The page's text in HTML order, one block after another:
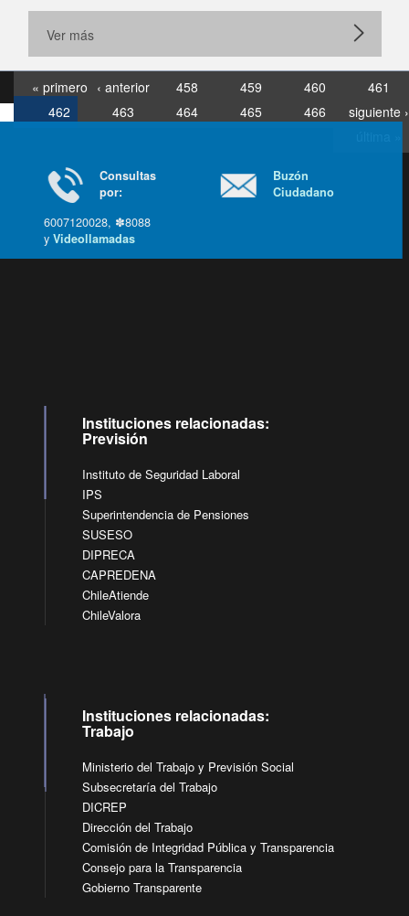
Ver más
« primero ‹ anterior 458 459 460
461
462
463 464 465 466
siguiente ›
Consultas
por:
6007120028, ✽8088
yVideollamadas
Buzón
Ciudadano
Instituciones relacionadas:
Previsión
Instituto de Seguridad Laboral
IPS
Superintendencia de Pensiones
SUSESO
DIPRECA
CAPREDENA
ChileAtiende
ChileValora
Instituciones relacionadas:
Trabajo
Ministerio del Trabajo y Previsión Social
Subsecretaría del Trabajo
DICREP
Dirección del Trabajo
Comisión de Integridad Pública y Transparencia
Consejo para la Transparencia
Gobierno Transparente